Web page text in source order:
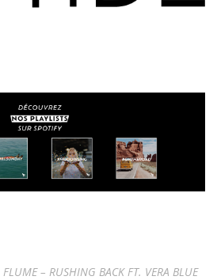
FLUME – RUSHING BACK FT. VERA BLUE